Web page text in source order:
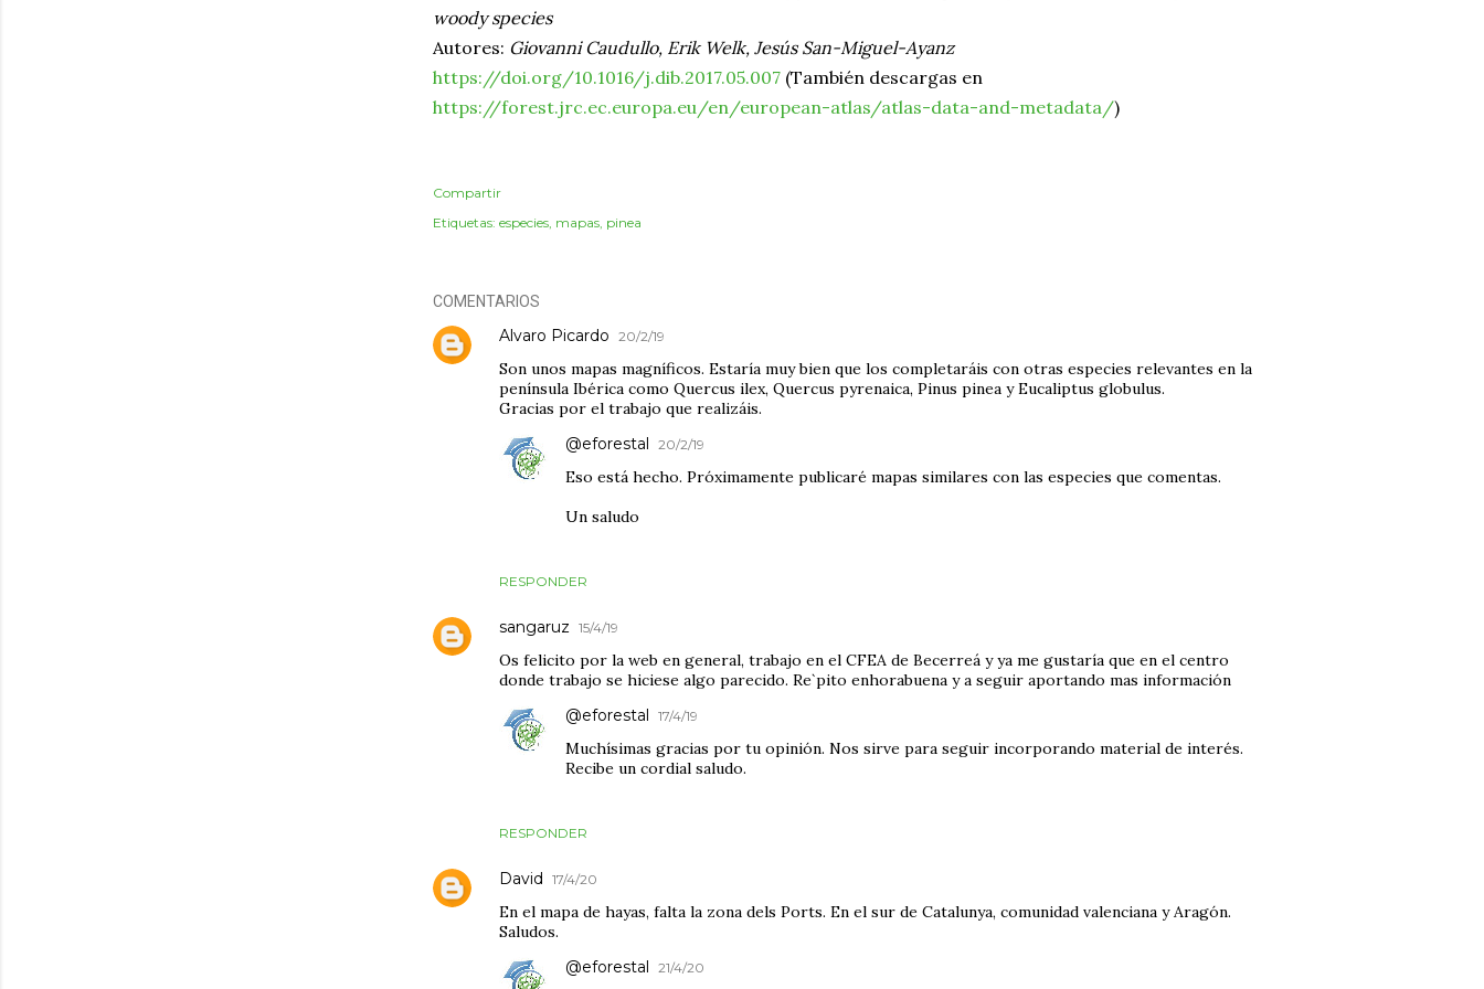
woody species
Autores: Giovanni Caudullo, Erik Welk, Jesús San-Miguel-Ayanz
https://doi.org/10.1016/j.dib.2017.05.007 (También descargas en
https://forest.jrc.ec.europa.eu/en/european-atlas/atlas-data-and-metadata/)
Compartir
Etiquetas: especies mapas pinea
COMENTARIOS
Alvaro Picardo 20/2/19
Son unos mapas magníficos. Estaría muy bien que los completaráis con otras especies relevantes en la
península Ibérica como Quercus ilex, Quercus pyrenaica, Pinus pinea y Eucaliptus globulus.
Gracias por el trabajo que realizáis.
RESPONDER
@eforestal 20/2/19
Eso está hecho. Próximamente publicaré mapas similares con las especies que comentas.
Un saludo
sangaruz 15/4/19
Os felicito por la web en general, trabajo en el CFEA de Becerreá y ya me gustaría que en el centro
donde trabajo se hiciese algo parecido. Re`pito enhorabuena y a seguir aportando mas información
RESPONDER
@eforestal 17/4/19
Muchísimas gracias por tu opinión. Nos sirve para seguir incorporando material de interés.
Recibe un cordial saludo.
David 17/4/20
En el mapa de hayas, falta la zona dels Ports. En el sur de Catalunya, comunidad valenciana y Aragón.
Saludos.
@eforestal 21/4/20